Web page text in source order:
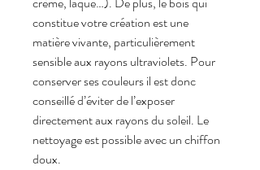
constitue votre création est une
matière vivante, particulièrement
sensible aux rayons ultraviolets. Pour
conserver ses couleurs il est donc
conseillé d’éviter de l’exposer
directement aux rayons du soleil. Le
nettoyage est possible avec un chiffon
doux.